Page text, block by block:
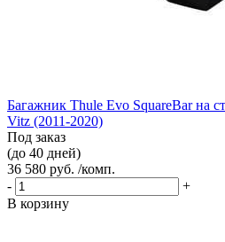
Багажник Thule Evo SquareBar на
Vitz (2011-2020)
Под заказ
(до 40 дней)
36 580 руб. /комп.
-
+
В корзину